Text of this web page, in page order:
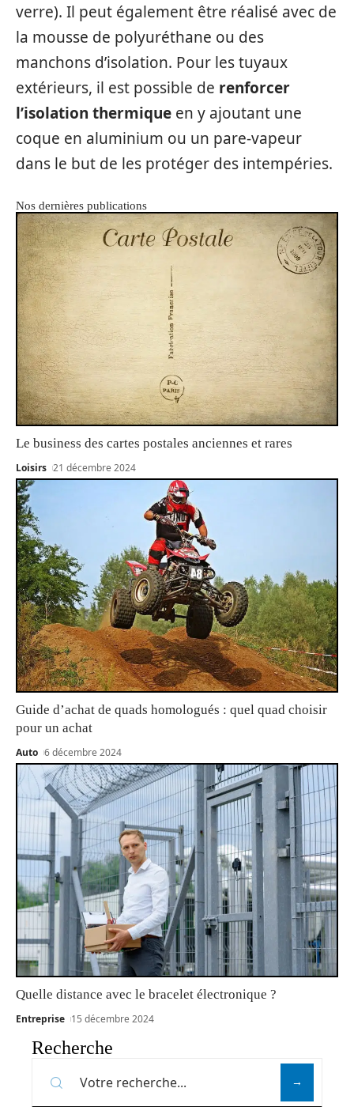
verre). Il peut également être réalisé avec de
la mousse de polyuréthane ou des
manchons d’isolation. Pour les tuyaux
extérieurs, il est possible de renforcer
l’isolation thermique en y ajoutant une
coque en aluminium ou un pare-vapeur
dans le but de les protéger des intempéries.
Nos dernières publications
Le business des cartes postales anciennes et rares
Loisirs 21 décembre 2024
Guide d’achat de quads homologués : quel quad choisir
pour un achat
Auto 6 décembre 2024
Quelle distance avec le bracelet électronique ?
Entreprise 15 décembre 2024
Recherche